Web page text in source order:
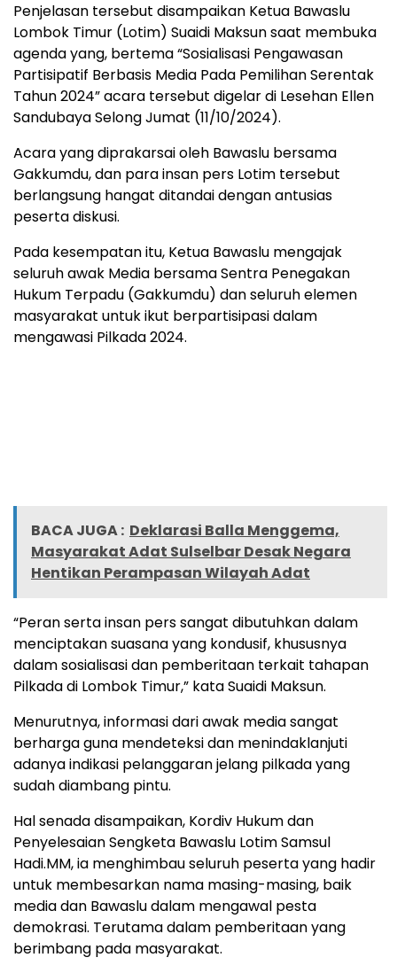
Penjelasan tersebut disampaikan Ketua Bawaslu
Lombok Timur (Lotim) Suaidi Maksun saat membuka
agenda yang, bertema “Sosialisasi Pengawasan
Partisipatif Berbasis Media Pada Pemilihan Serentak
Tahun 2024” acara tersebut digelar di Lesehan Ellen
Sandubaya Selong Jumat (11/10/2024).
Acara yang diprakarsai oleh Bawaslu bersama
Gakkumdu, dan para insan pers Lotim tersebut
berlangsung hangat ditandai dengan antusias
peserta diskusi.
Pada kesempatan itu, Ketua Bawaslu mengajak
seluruh awak Media bersama Sentra Penegakan
Hukum Terpadu (Gakkumdu) dan seluruh elemen
masyarakat untuk ikut berpartisipasi dalam
mengawasi Pilkada 2024.
BACA JUGA : Deklarasi Balla Menggema,
Masyarakat Adat Sulselbar Desak Negara
Hentikan Perampasan Wilayah Adat
“Peran serta insan pers sangat dibutuhkan dalam
menciptakan suasana yang kondusif, khususnya
dalam sosialisasi dan pemberitaan terkait tahapan
Pilkada di Lombok Timur,” kata Suaidi Maksun.
Menurutnya, informasi dari awak media sangat
berharga guna mendeteksi dan menindaklanjuti
adanya indikasi pelanggaran jelang pilkada yang
sudah diambang pintu.
Hal senada disampaikan, Kordiv Hukum dan
Penyelesaian Sengketa Bawaslu Lotim Samsul
Hadi.MM, ia menghimbau seluruh peserta yang hadir
untuk membesarkan nama masing-masing, baik
media dan Bawaslu dalam mengawal pesta
demokrasi. Terutama dalam pemberitaan yang
berimbang pada masyarakat.